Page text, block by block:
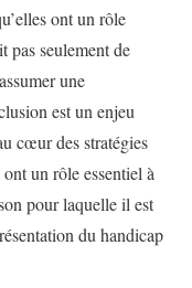
ont un rôle
pas seulement de
une
est un enjeu
cœur des stratégies
un rôle essentiel à
pour laquelle il est
du handicap